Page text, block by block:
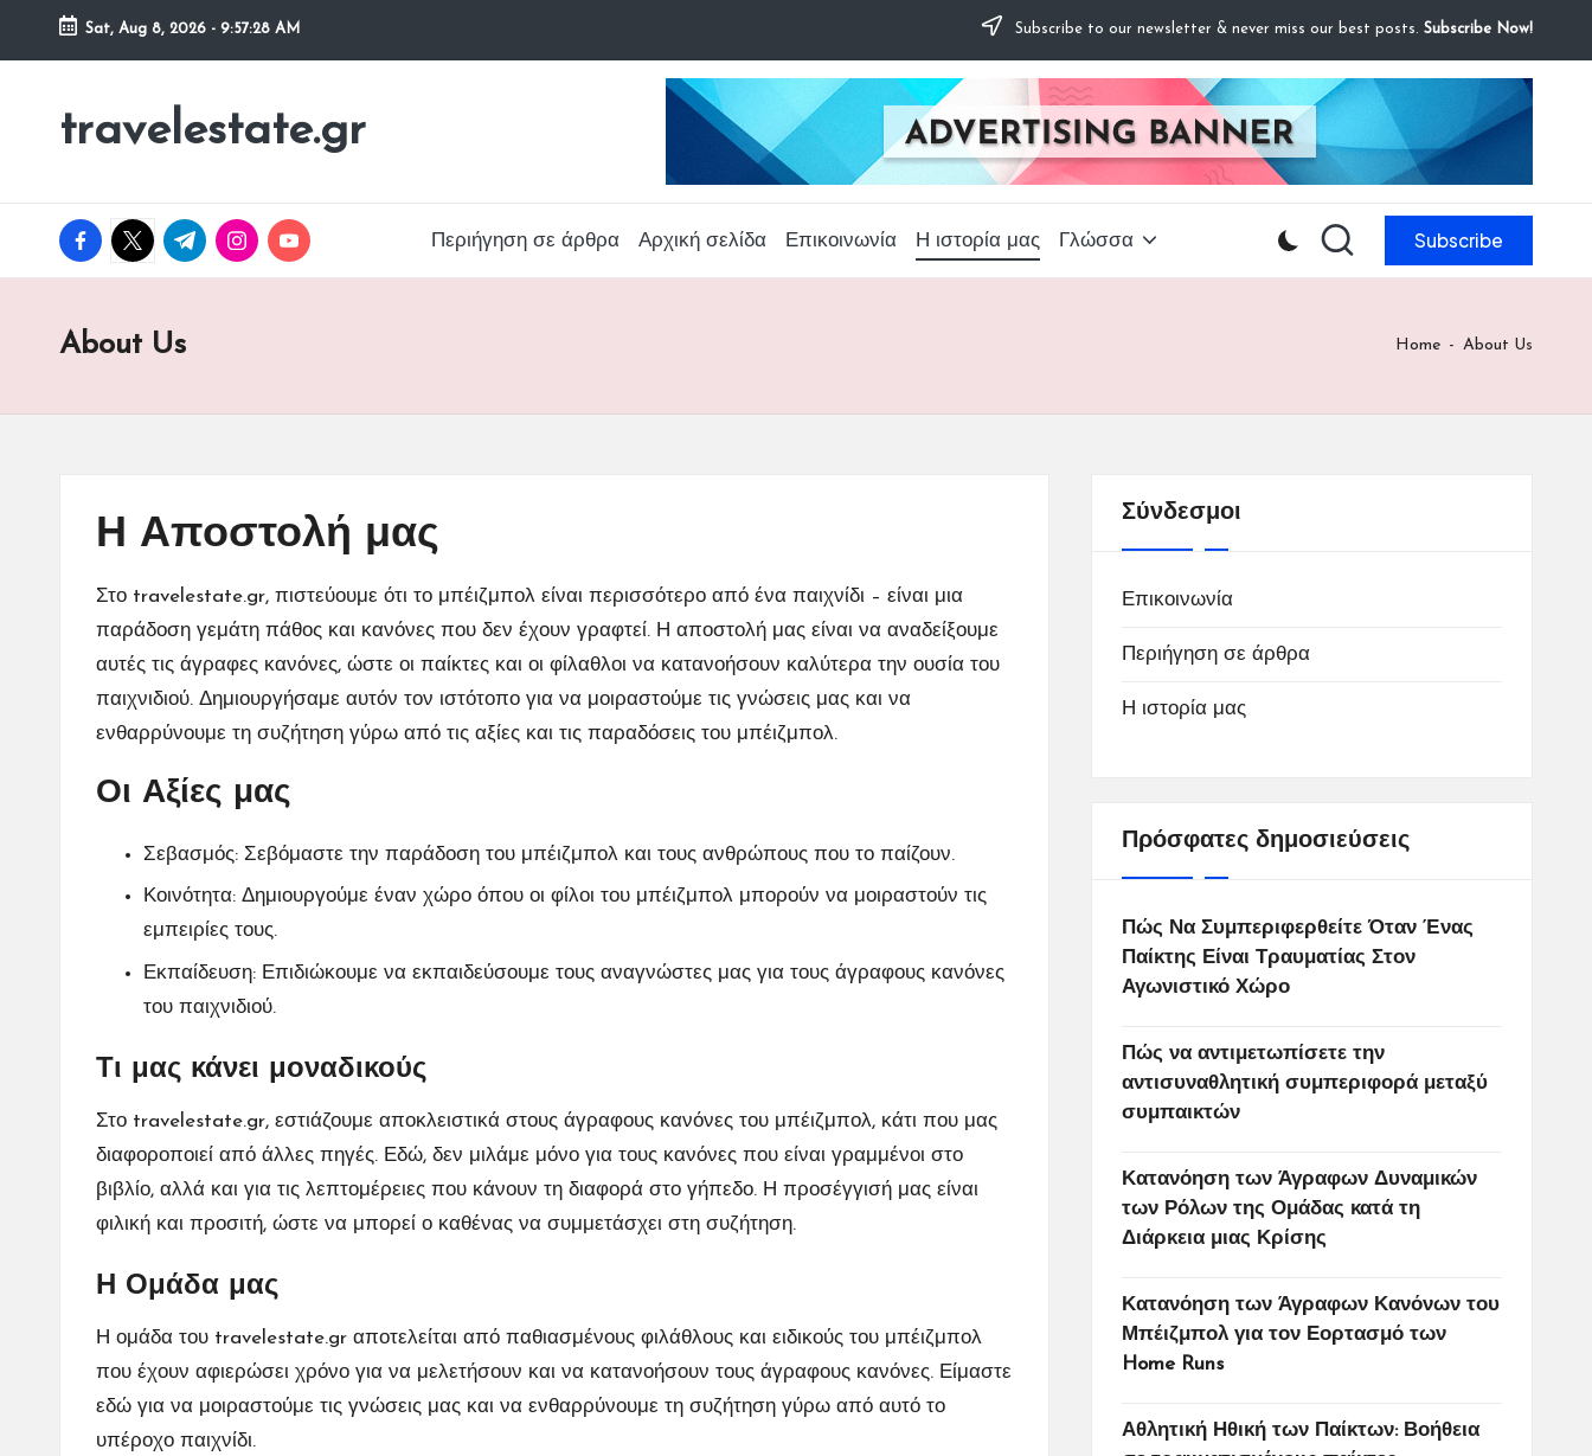
Skip
content
Sat, Aug 8, 2026 - 9:57:29 AM Subscribe to our newsletter & never miss our best posts. Subscribe Now!
travelestate.gr
facebook.com
twitter.com
t.me instagram.com
youtube.com Περιήγηση σε άρθρα Αρχική σελίδα Επικοινωνία Η ιστορία μας Γλώσσα Subscribe
About Us Home - About Us
Η Αποστολή μας
Στο travelestate.gr, πιστεύουμε ότι το μπέιζμπολ είναι περισσότερο από ένα παιχνίδι – είναι μια
παράδοση γεμάτη πάθος και κανόνες που δεν έχουν γραφτεί. Η αποστολή μας είναι να αναδείξουμε
αυτές τις άγραφες κανόνες, ώστε οι παίκτες και οι φίλαθλοι να κατανοήσουν καλύτερα την ουσία του
παιχνιδιού. Δημιουργήσαμε αυτόν τον ιστότοπο για να μοιραστούμε τις γνώσεις μας και να
ενθαρρύνουμε τη συζήτηση γύρω από τις αξίες και τις παραδόσεις του μπέιζμπολ.
Οι Αξίες μας
Σεβασμός: Σεβόμαστε την παράδοση του μπέιζμπολ και τους ανθρώπους που το παίζουν.
Κοινότητα: Δημιουργούμε έναν χώρο όπου οι φίλοι του μπέιζμπολ μπορούν να μοιραστούν τις
εμπειρίες τους.
Εκπαίδευση: Επιδιώκουμε να εκπαιδεύσουμε τους αναγνώστες μας για τους άγραφους κανόνες
του παιχνιδιού.
Τι μας κάνει μοναδικούς
Στο travelestate.gr, εστιάζουμε αποκλειστικά στους άγραφους κανόνες του μπέιζμπολ, κάτι που μας
διαφοροποιεί από άλλες πηγές. Εδώ, δεν μιλάμε μόνο για τους κανόνες που είναι γραμμένοι στο
βιβλίο, αλλά και για τις λεπτομέρειες που κάνουν τη διαφορά στο γήπεδο. Η προσέγγισή μας είναι
φιλική και προσιτή, ώστε να μπορεί ο καθένας να συμμετάσχει στη συζήτηση.
Η Ομάδα μας
Η ομάδα του travelestate.gr αποτελείται από παθιασμένους φιλάθλους και ειδικούς του μπέιζμπολ
που έχουν αφιερώσει χρόνο για να μελετήσουν και να κατανοήσουν τους άγραφους κανόνες. Είμαστε
εδώ για να μοιραστούμε τις γνώσεις μας και να ενθαρρύνουμε τη συζήτηση γύρω από αυτό το
υπέροχο παιχνίδι.
Σύνδεσμοι
Επικοινωνία
Περιήγηση σε άρθρα
Η ιστορία μας
Πρόσφατες δημοσιεύσεις
Πώς Να Συμπεριφερθείτε Όταν Ένας
Παίκτης Είναι Τραυματίας Στον
Αγωνιστικό Χώρο
Πώς να αντιμετωπίσετε την
αντισυναθλητική συμπεριφορά μεταξύ
συμπαικτών
Κατανόηση των Άγραφων Δυναμικών
των Ρόλων της Ομάδας κατά τη
Διάρκεια μιας Κρίσης
Κατανόηση των Άγραφων Κανόνων του
Μπέιζμπολ για τον Εορτασμό των
Home Runs
Αθλητική Ηθική των Παίκτων: Βοήθεια